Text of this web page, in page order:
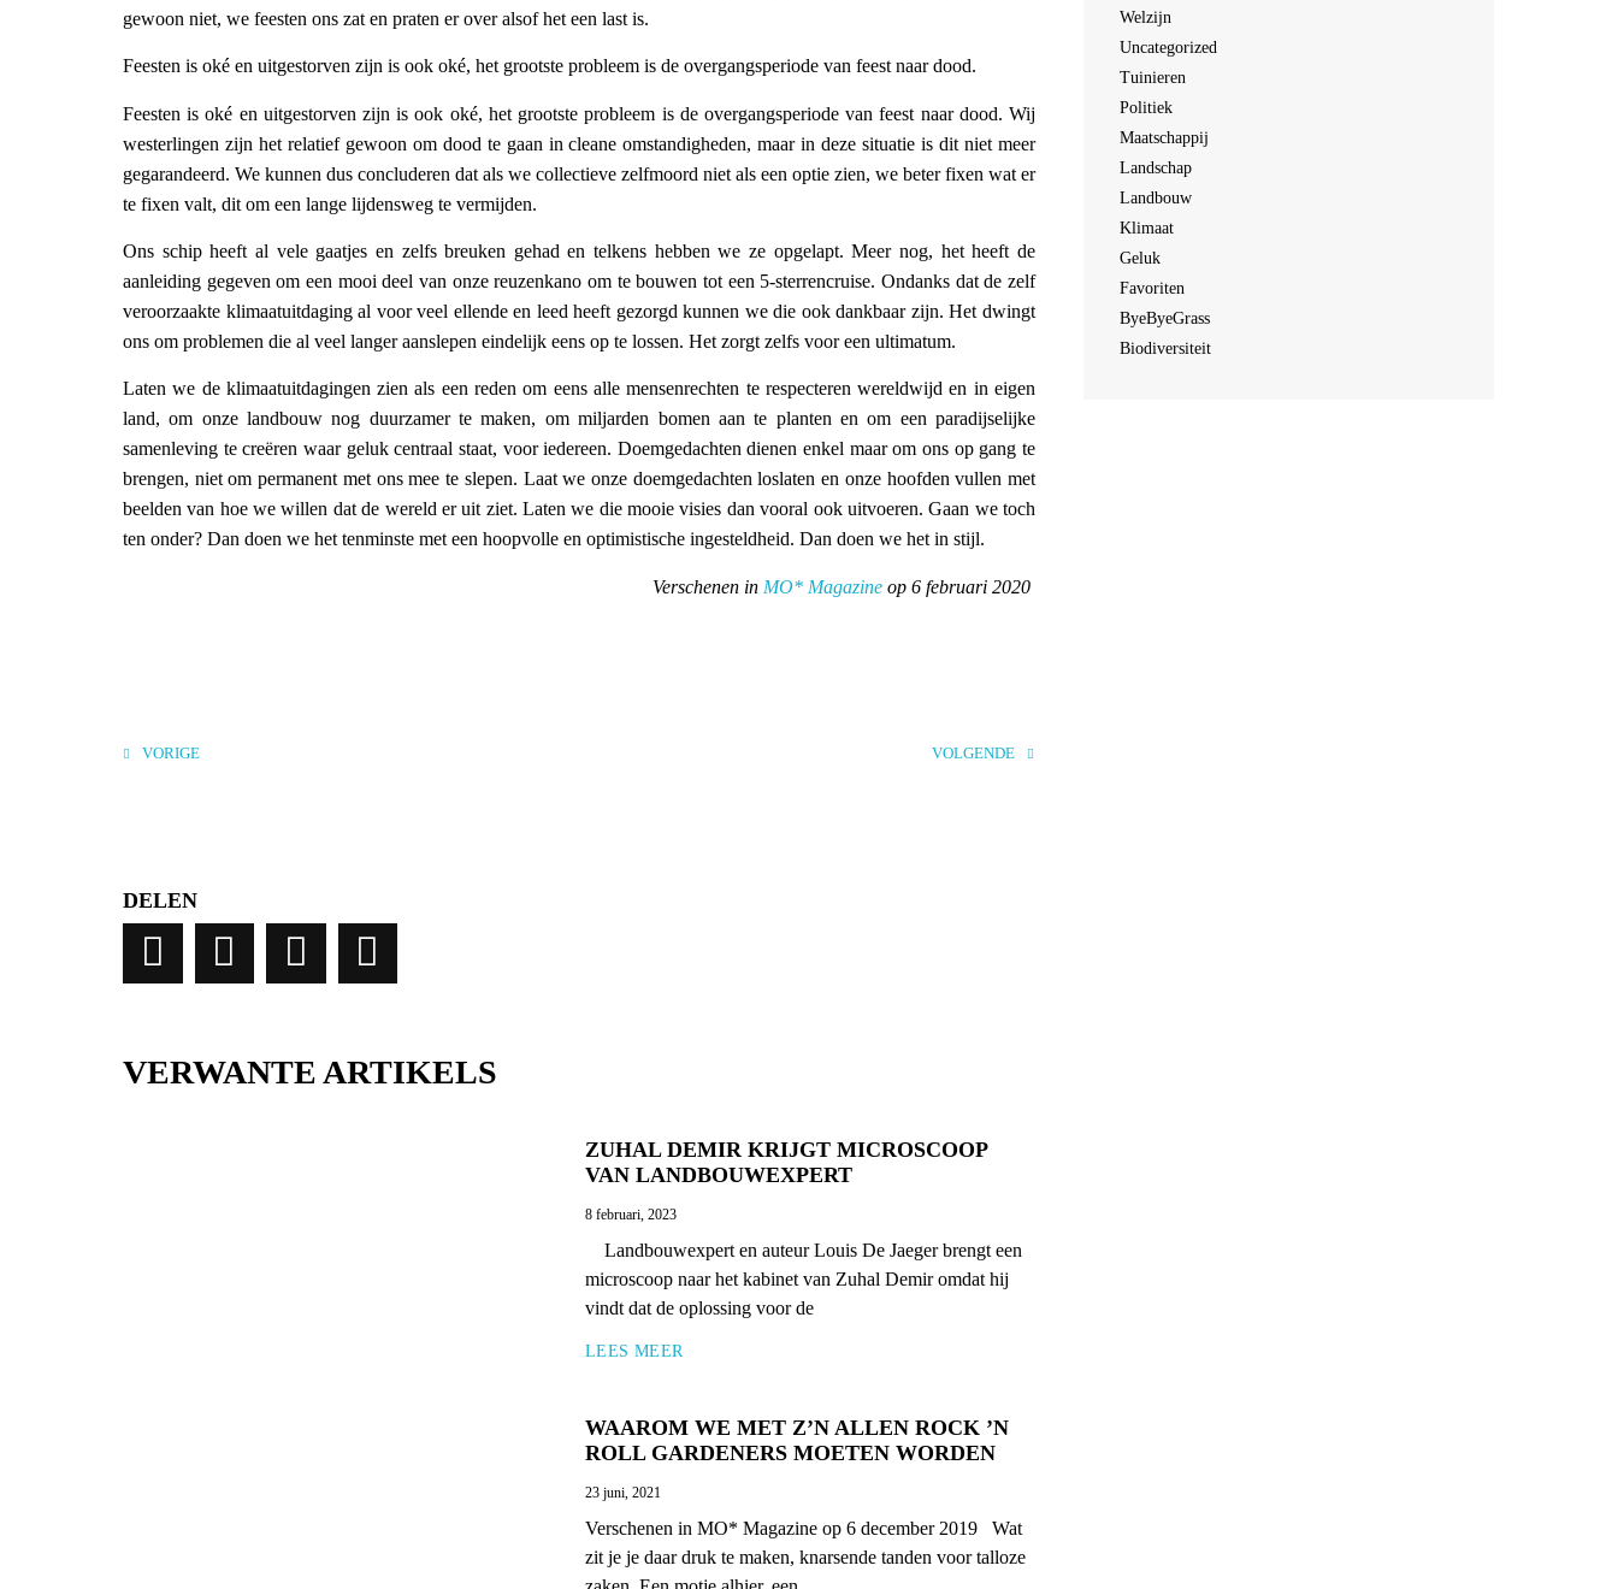
gewoon niet, we feesten ons zat en praten er over alsof het een last is.
Feesten is oké en uitgestorven zijn is ook oké, het grootste probleem is de overgangsperiode van feest naar dood.
Feesten is oké en uitgestorven zijn is ook oké, het grootste probleem is de overgangsperiode van feest naar dood. Wij
westerlingen zijn het relatief gewoon om dood te gaan in cleane omstandigheden, maar in deze situatie is dit niet meer
gegarandeerd. We kunnen dus concluderen dat als we collectieve zelfmoord niet als een optie zien, we beter fixen wat er
te fixen valt, dit om een lange lijdensweg te vermijden.
Ons schip heeft al vele gaatjes en zelfs breuken gehad en telkens hebben we ze opgelapt. Meer nog, het heeft de
aanleiding gegeven om een mooi deel van onze reuzenkano om te bouwen tot een 5-sterrencruise. Ondanks dat de zelf
veroorzaakte klimaatuitdaging al voor veel ellende en leed heeft gezorgd kunnen we die ook dankbaar zijn. Het dwingt
ons om problemen die al veel langer aanslepen eindelijk eens op te lossen. Het zorgt zelfs voor een ultimatum.
Laten we de klimaatuitdagingen zien als een reden om eens alle mensenrechten te respecteren wereldwijd en in eigen
land, om onze landbouw nog duurzamer te maken, om miljarden bomen aan te planten en om een paradijselijke
samenleving te creëren waar geluk centraal staat, voor iedereen. Doemgedachten dienen enkel maar om ons op gang te
brengen, niet om permanent met ons mee te slepen. Laat we onze doemgedachten loslaten en onze hoofden vullen met
beelden van hoe we willen dat de wereld er uit ziet. Laten we die mooie visies dan vooral ook uitvoeren. Gaan we toch
ten onder? Dan doen we het tenminste met een hoopvolle en optimistische ingesteldheid. Dan doen we het in stijl.
Verschenen in MO* Magazine op 6 februari 2020
VORIGE VOLGENDE
DELEN
VERWANTE ARTIKELS
ZUHAL DEMIR KRIJGT MICROSCOOP
VAN LANDBOUWEXPERT
8 februari, 2023
Landbouwexpert en auteur Louis De Jaeger brengt een
microscoop naar het kabinet van Zuhal Demir omdat hij
vindt dat de oplossing voor de
LEES MEER
WAAROM WE MET Z’N ALLEN ROCK ’N
ROLL GARDENERS MOETEN WORDEN
23 juni, 2021
Verschenen in MO* Magazine op 6 december 2019 Wat
zit je je daar druk te maken, knarsende tanden voor talloze
Welzijn
Uncategorized
Tuinieren
Politiek
Maatschappij
Landschap
Landbouw
Klimaat
Geluk
Favoriten
ByeByeGrass
Biodiversiteit